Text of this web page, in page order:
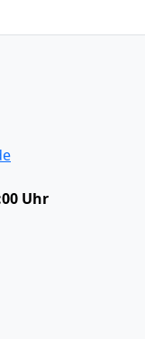
Uhr